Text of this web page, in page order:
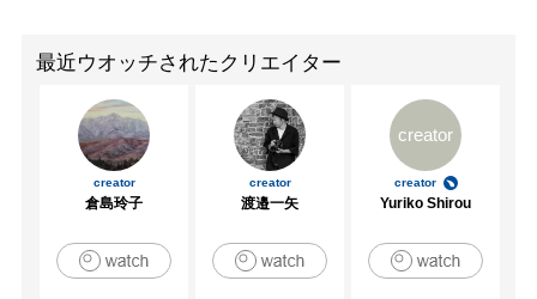
最近ウオッチされたクリエイター
creator
倉島玲子
creator
渡邉一矢
creator
creator
Yuriko Shirou